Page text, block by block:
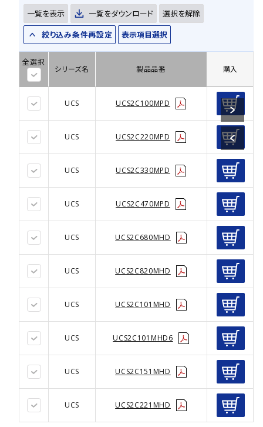
一覧を表示 一覧をダウンロード
選択を解除
絞り込み条件再設定
表示項目選択
全選択
シリーズ名 製品品番 購入
UCS UCS2C100MPD
UCS UCS2C220MPD
UCS UCS2C330MPD
UCS UCS2C470MPD
UCS UCS2C680MHD
UCS UCS2C820MHD
UCS UCS2C101MHD
UCS UCS2C101MHD6
UCS UCS2C151MHD
UCS UCS2C221MHD